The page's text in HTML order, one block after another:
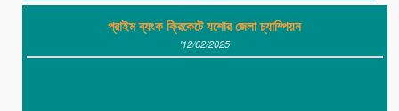
প্রাইম ব্যংক ক্রিকেটে যশোর জেলা চ্যাম্পিয়ন
'12/02/2025